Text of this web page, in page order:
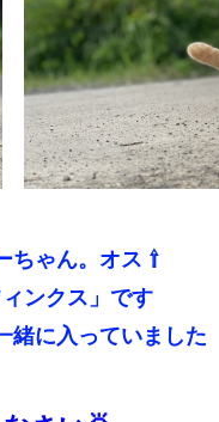
ちゃん。オス ⇧
ンクス」です
緒に入っていました